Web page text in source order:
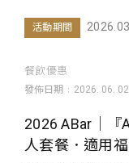
活動期間
餐飲優惠
發佈日期 2026. 06. 02
2026 ABar｜
人套餐．適用